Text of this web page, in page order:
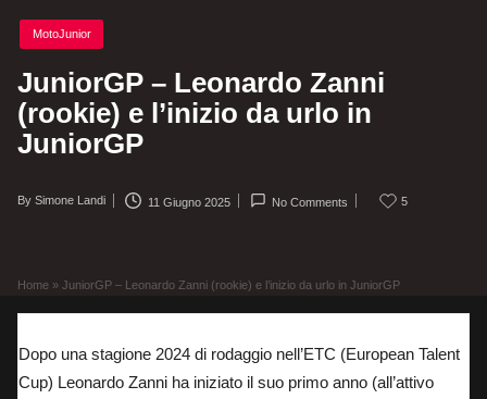
Posted
in
MotoJunior
JuniorGP – Leonardo Zanni
(rookie) e l’inizio da urlo in
JuniorGP
Posted
By Simone Landi 11 Giugno 2025 No Comments 5
Home » JuniorGP – Leonardo Zanni (rookie) e l’inizio da urlo in JuniorGP
Dopo una stagione 2024 di rodaggio nell’ETC (European Talent
Cup) Leonardo Zanni ha iniziato il suo primo anno (all’attivo